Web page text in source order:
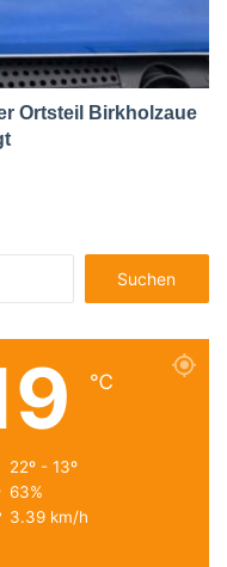
Ortsteil Birkholzaue
nach:
℃
22º - 13º
63%
3.39 km/h